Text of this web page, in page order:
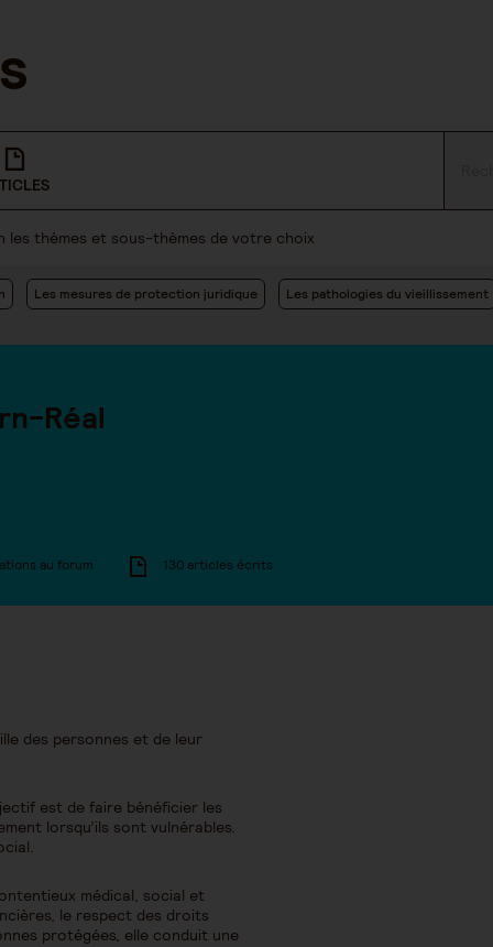
thèmes et sous-thèmes de votre choix
Les mesures de protection juridique Les pathologies du vieillissement
Réal
au forum 130 articles écrits
des personnes et de leur
est de faire bénéficier les
lorsqu’ils sont vulnérables.
médical, social et
le respect des droits
protégées, elle conduit une